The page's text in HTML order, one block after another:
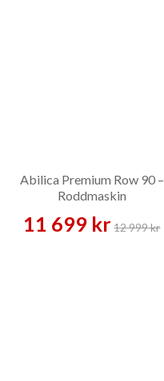
Abilica Premium Row 90 –
Roddmaskin
11 699 kr 12 999 kr